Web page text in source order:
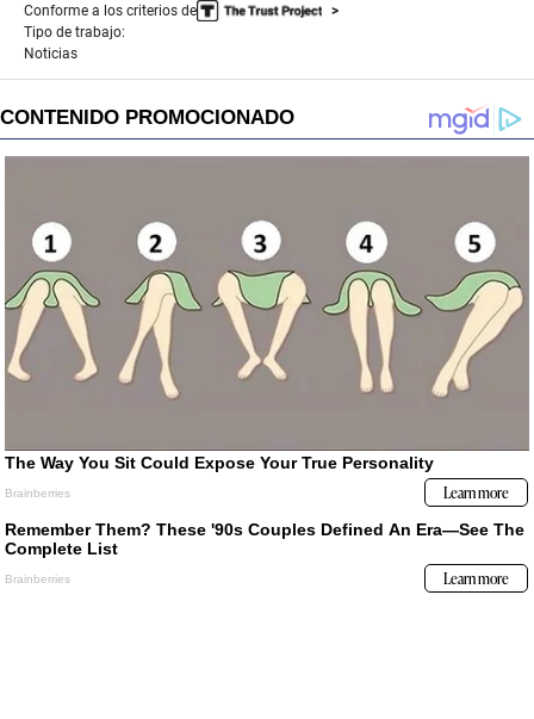
Conforme a los criterios de
Tipo de trabajo:
Noticias